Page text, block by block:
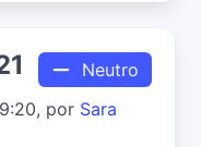
Neutro
por Sara